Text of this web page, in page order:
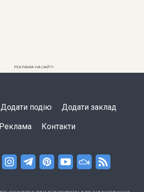
РЕКЛАМА НА САЙТІ
Додати подію Додати заклад
Реклама Контакти